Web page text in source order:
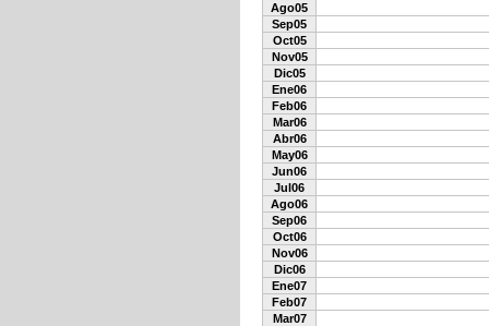
Ago05
Sep05
Oct05
Nov05
Dic05
Ene06
Feb06
Mar06
Abr06
May06
Jun06
Jul06
Ago06
Sep06
Oct06
Nov06
Dic06
Ene07
Feb07
Mar07